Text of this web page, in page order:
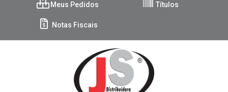
Meus Pedidos Títulos
Notas Fiscais